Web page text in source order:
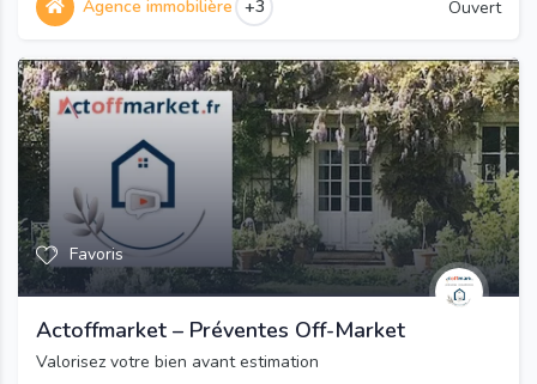
Agence immobilière +3 Ouvert
Favoris
Actoffmarket – Préventes Off-Market
Valorisez votre bien avant estimation